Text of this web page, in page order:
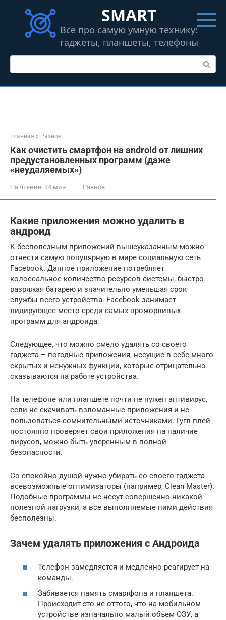
контенту
SMART
Все про самую умную технику:
гаджеты, планшеты, телефоны
Поиск:
Главная » Разное
Как очистить смартфон на android от лишних
предустановленных программ (даже
«неудаляемых»)
На чтение: 24 мин Разное
Какие приложения можно удалить в
андроид
К бесполезным приложений вышеуказанным можно
отнести самую популярную в мире социальную сеть
Facebook. Данное приложение потребляет
колоссальное количество ресурсов системы, быстро
разряжая батарею и значительно уменьшая срок
службы всего устройства. Facebook занимает
лидирующее место среди самых прожорливых
программ для андроида.
Следующее, что можно смело удалять со своего
гаджета – погодные приложения, несущие в себе много
скрытых и ненужных функции, которые отрицательно
сказываются на работе устройства.
На телефоне или планшете почти не нужен антивирус,
если не скачивать взломанные приложения и не
пользоваться сомнительными источниками. Гугл плей
постоянно проверяет свои приложения на наличие
вирусов, можно быть уверенным в полной
безопасности.
Со спокойно душой нужно убирать со своего гаджета
всевозможные оптимизаторы (например, Clean Master).
Подобные программы не несут совершенно никакой
полезной нагрузки, а все выполняемые ними действия
бесполезны.
Зачем удалять приложения с Андроида
Телефон замедляется и медленно реагирует на
команды.
Забивается память смартфона и планшета.
Происходит это не оттого, что на мобильном
устройстве изначально малый объем ОЗУ, а